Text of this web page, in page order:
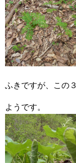
ふきですが、この
ようです。